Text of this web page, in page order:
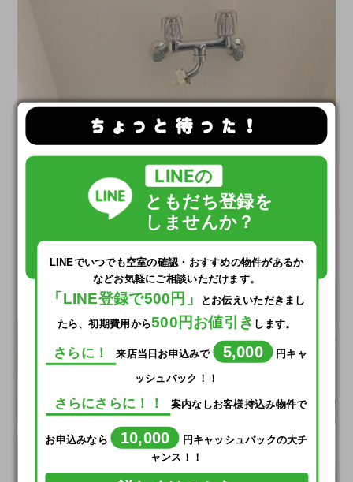
ちょっと待った！
LINEの
ともだち登録を
しませんか？
LINEでいつでも空室の確認・おすすめの物件があるか
などお気軽にご相談いただけます。
「LINE登録で500円」
とお伝えいただきまし
たら、初期費用から500円お値引き します。
さらに！ 来店当日お申込みで 5,000 円キャ
ッシュバック！！
さらにさらに！！ 案内なしお客様持込み物件で
お申込みなら 10,000
円キャッシュバックの大チ
ャンス！！